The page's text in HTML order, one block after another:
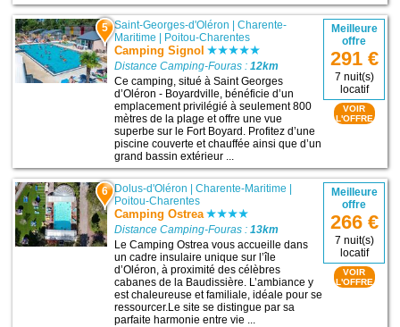
5 Saint-Georges-d'Oléron |Charente-
Maritime | Poitou-Charentes
Camping Signol
Distance Camping-Fouras :12km
Ce camping, situé à Saint Georges
d’Oléron - Boyardville, bénéficie d’un
emplacement privilégié à seulement 800
mètres de la plage et offre une vue
superbe sur le Fort Boyard. Profitez d’une
piscine couverte et chauffée ainsi que d’un
grand bassin extérieur ...
Meilleure
offre
291 €
7 nuit(s)
locatif
VOIR
L'OFFRE
6 Dolus-d'Oléron |Charente-Maritime |
Poitou-Charentes
Camping Ostrea
Distance Camping-Fouras :13km
Le Camping Ostrea vous accueille dans
un cadre insulaire unique sur l’île
d’Oléron, à proximité des célèbres
cabanes de la Baudissière. L’ambiance y
est chaleureuse et familiale, idéale pour se
ressourcer.Le site se distingue par sa
parfaite harmonie entre vie ...
Meilleure
offre
266 €
7 nuit(s)
locatif
VOIR
L'OFFRE